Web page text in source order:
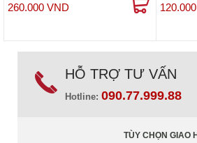
260.000 VND
HỖ TRỢ TƯ VẤN
Hotline: 090.77.999.88
TÙY CHỌN GIAO